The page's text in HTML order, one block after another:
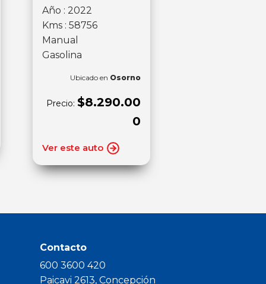
Año : 2022
Kms : 58756
Manual
Gasolina
Ubicado en Osorno
Precio: $8.290.00
0
Ver este auto
Contacto
600 3600 420
Paicavi 2613, Concepción